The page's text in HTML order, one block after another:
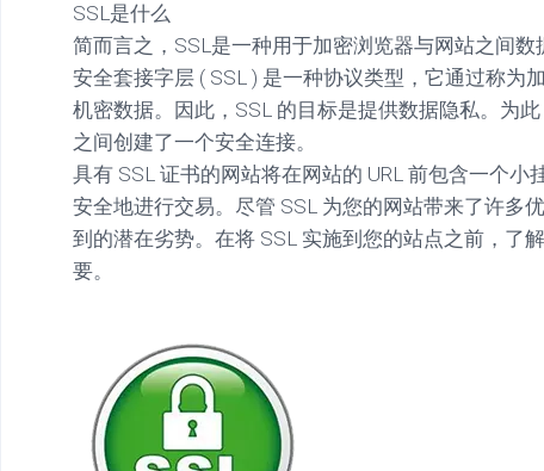
mac
动
工
具
mac
网
络
工
图
像
安
动
工
具
SSL是什么
简而言之，SSL是一种用于加密浏览器与网站之间数
安全套接字层 ( SSL ) 是一种协议类型，它通过称为
机密数据。因此，SSL 的目标是提供数据隐私。为
之间创建了一个安全连接。
具有 SSL 证书的网站将在网站的 URL 前包含一个小
安全地进行交易。尽管 SSL 为您的网站带来了许多
到的潜在劣势。在将 SSL 实施到您的站点之前，了
要。